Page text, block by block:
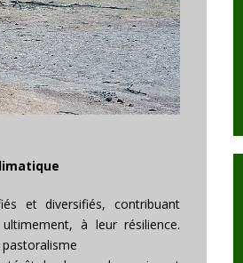
et diversifiés, contribuant
à leur résilience.